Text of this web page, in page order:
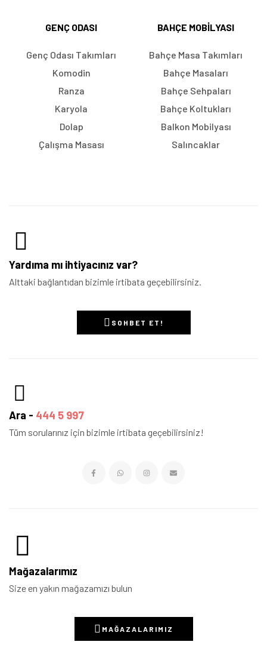
GENÇ ODASI
Genç Odası Takımları
Komodin
Ranza
Karyola
Dolap
Çalışma Masası
BAHÇE MOBILYASI
Bahçe Masa Takımları
Bahçe Masaları
Bahçe Sehpaları
Bahçe Koltukları
Balkon Mobilyası
Salıncaklar
Yardıma mı ihtiyacınız var?
Alttaki bağlantıdan bizimle irtibata geçebilirsiniz.
SOHBET ET!
Ara - 444 5 997
Tüm sorularınız için bizimle irtibata geçebilirsiniz!
Mağazalarımız
Size en yakın mağazamızı bulun
MAĞAZALARIMIZ